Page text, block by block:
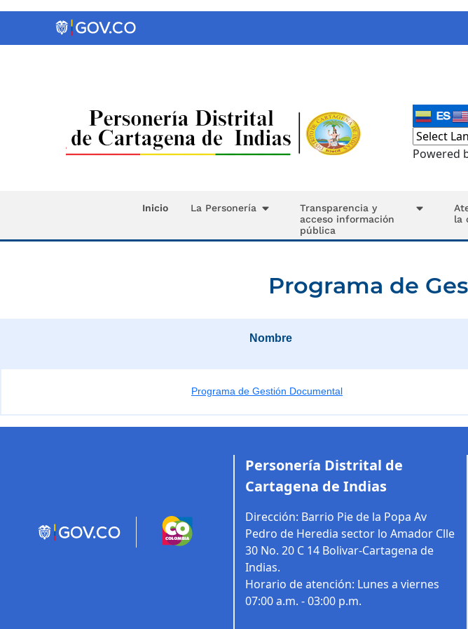
Powered
Inicio La Personería
Transparencia y
acceso información
pública
la
Programa de
Nombre
Programa de Gestión Documental
Personería Distrital de
Cartagena de Indias
Dirección: Barrio Pie de la Popa Av
Pedro de Heredia sector lo Amador Clle
30 No. 20 C 14 Bolivar-Cartagena de
Indias.
Horario de atención: Lunes a viernes
07:00 a.m. - 03:00 p.m.